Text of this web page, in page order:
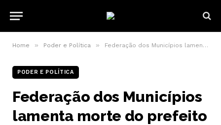
Home » Poder e Política » Federação dos Municípios lamenta morte do prefeito de Central
PODER E POLÍTICA
Federação dos Municípios
lamenta morte do prefeito